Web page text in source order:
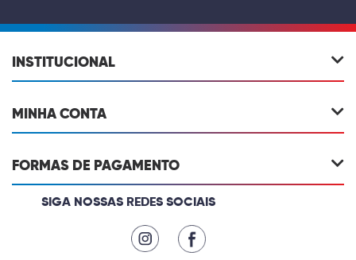
INSTITUCIONAL
MINHA CONTA
FORMAS DE PAGAMENTO
SIGA NOSSAS REDES SOCIAIS